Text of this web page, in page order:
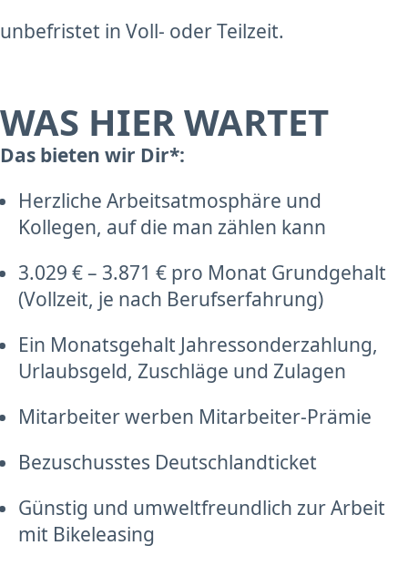
unbefristet in Voll- oder Teilzeit.
WAS HIER WARTET
Das bieten wir Dir*:
Herzliche Arbeitsatmosphäre und
Kollegen, auf die man zählen kann
3.029 € – 3.871 € pro Monat Grundgehalt
(Vollzeit, je nach Berufserfahrung)
Ein Monatsgehalt Jahressonderzahlung,
Urlaubsgeld, Zuschläge und Zulagen
Mitarbeiter werben Mitarbeiter-Prämie
Bezuschusstes Deutschlandticket
Günstig und umweltfreundlich zur Arbeit
mit Bikeleasing